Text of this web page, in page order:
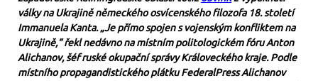
války na Ukrajině německého osvícenského filozofa 18. století
Immanuela Kanta. „Je přímo spojen s vojenským konfliktem na
Ukrajině,“ řekl nedávno na místním politologickém fóru Anton
Alichanov, šéf ruské okupační správy Královeckého kraje. Podle
místního propagandistického plátku FederalPress Alichanov